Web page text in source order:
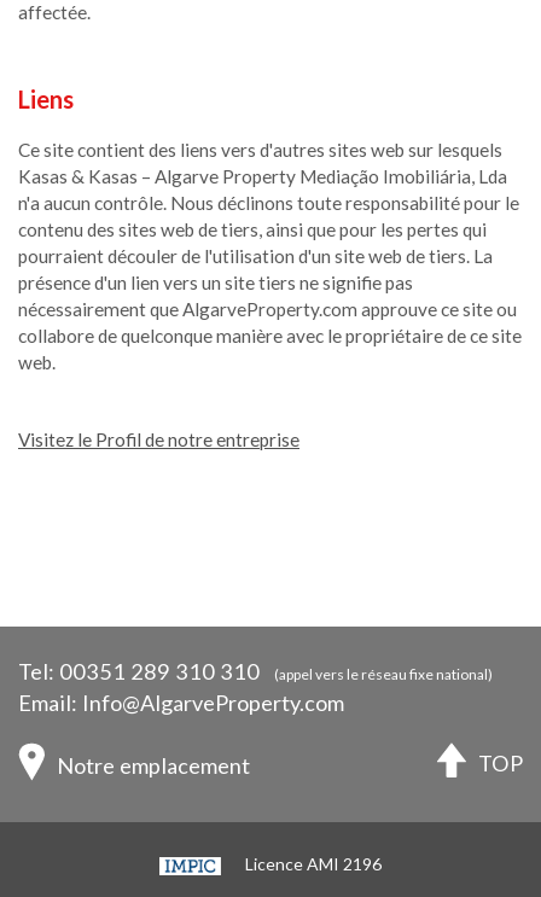
affectée.
Liens
Ce site contient des liens vers d'autres sites web sur lesquels
Kasas & Kasas – Algarve Property Mediação Imobiliária, Lda
n'a aucun contrôle. Nous déclinons toute responsabilité pour le
contenu des sites web de tiers, ainsi que pour les pertes qui
pourraient découler de l'utilisation d'un site web de tiers. La
présence d'un lien vers un site tiers ne signifie pas
nécessairement que AlgarveProperty.com approuve ce site ou
collabore de quelconque manière avec le propriétaire de ce site
web.
Visitez le Profil de notre entreprise
Tel: 00351 289 310 310 (appel vers le réseau fixe national)
Email: Info@AlgarveProperty.com
Notre emplacement TOP
Licence AMI 2196